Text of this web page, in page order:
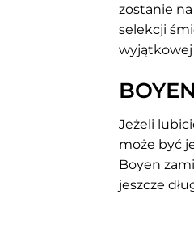
zostanie
selekcji
wyjątkowej
Jeżeli
może być
Boyen
jeszcze